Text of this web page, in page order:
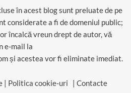
în acest blog sunt preluate de pe
considerate a fi de domeniul public;
încalcă vreun drept de autor, vă
e-mail la
și acestea vor fi eliminate imediat.
| Politica cookie-uri | Contacte